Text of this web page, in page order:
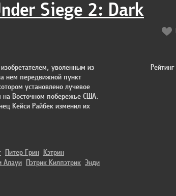
Siege 2: Dark
Рейтинг
уволенным из
нем передвижной пункт
установлено лучевое
на Восточном побережье США.
Кейси Райбек изменил их
Питер Грин Кэтрин
Алауи Пэтрик Килпэтрик Энди